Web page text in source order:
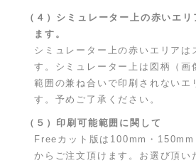
（４）シミュレーター上の赤いエ
ます。
シミュレーター上の赤いエリアは
す。シミュレーター上は図柄（
範囲の兼ね合いで印刷されないエ
す。予めご了承ください。
（５）印刷可能範囲に関して
Freeカット版は100mm・
からご注文頂けます。お選び頂